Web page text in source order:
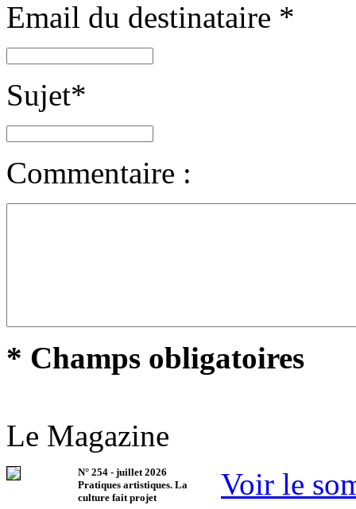
Email du destinataire *
Sujet*
Commentaire :
* Champs obligatoires
Le Magazine
N° 254 - juillet 2026
Pratiques artistiques. La
culture fait projet
Voir le